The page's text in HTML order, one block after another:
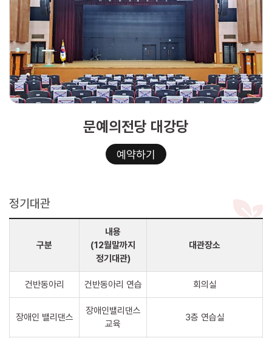
문예의전당 대강당
예약하기
정기대관
구분
내용
(12월말까지
정기대관)
대관장소
건반동아리 건반동아리 연습 회의실
장애인 밸리댄스
장애인밸리댄스
교육
3층 연습실